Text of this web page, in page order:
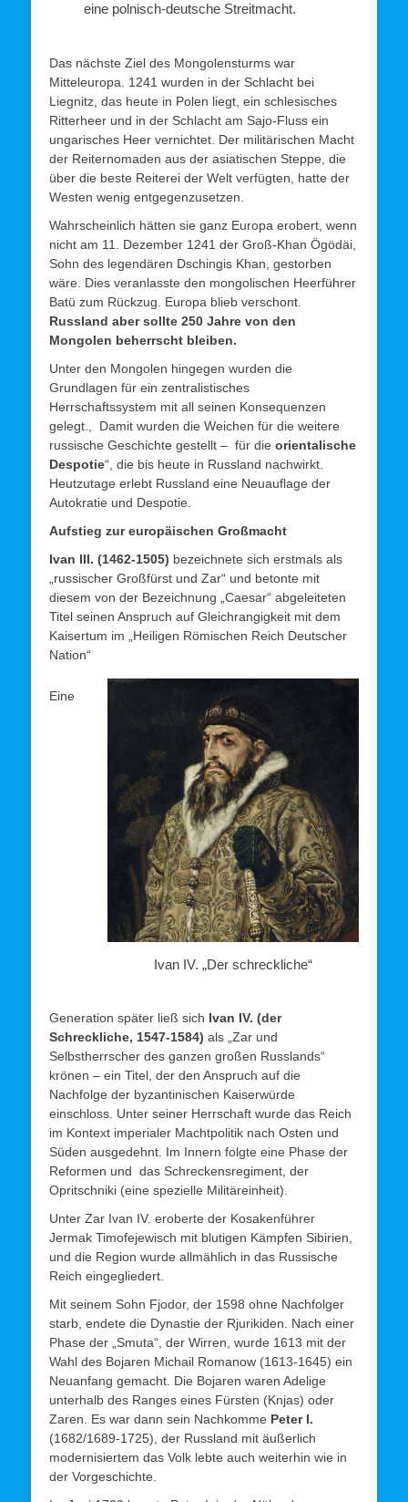
eine polnisch-deutsche Streitmacht.
Das nächste Ziel des Mongolensturms war
Mitteleuropa. 1241 wurden in der Schlacht bei
Liegnitz, das heute in Polen liegt, ein schlesisches
Ritterheer und in der Schlacht am Sajo-Fluss ein
ungarisches Heer vernichtet. Der militärischen Macht
der Reiternomaden aus der asiatischen Steppe, die
über die beste Reiterei der Welt verfügten, hatte der
Westen wenig entgegenzusetzen.
Wahrscheinlich hätten sie ganz Europa erobert, wenn
nicht am 11. Dezember 1241 der Groß-Khan Ögödäi,
Sohn des legendären Dschingis Khan, gestorben
wäre. Dies veranlasste den mongolischen Heerführer
Batü zum Rückzug. Europa blieb verschont.
Russland aber sollte 250 Jahre von den
Mongolen beherrscht bleiben.
Unter den Mongolen hingegen wurden die
Grundlagen für ein zentralistisches
Herrschaftssystem mit all seinen Konsequenzen
gelegt., Damit wurden die Weichen für die weitere
russische Geschichte gestellt – für die orientalische
Despotie“, die bis heute in Russland nachwirkt.
Heutzutage erlebt Russland eine Neuauflage der
Autokratie und Despotie.
Aufstieg zur europäischen Großmacht
Ivan III. (1462-1505) bezeichnete sich erstmals als
„russischer Großfürst und Zar“ und betonte mit
diesem von der Bezeichnung „Caesar“ abgeleiteten
Titel seinen Anspruch auf Gleichrangigkeit mit dem
Kaisertum im „Heiligen Römischen Reich Deutscher
Nation“
Ivan IV. „Der schreckliche“
Eine
Generation später ließ sich Ivan IV. (der
Schreckliche, 1547-1584) als „Zar und
Selbstherrscher des ganzen großen Russlands“
krönen – ein Titel, der den Anspruch auf die
Nachfolge der byzantinischen Kaiserwürde
einschloss. Unter seiner Herrschaft wurde das Reich
im Kontext imperialer Machtpolitik nach Osten und
Süden ausgedehnt. Im Innern folgte eine Phase der
Reformen und das Schreckensregiment, der
Opritschniki (eine spezielle Militäreinheit).
Unter Zar Ivan IV. eroberte der Kosakenführer
Jermak Timofejewisch mit blutigen Kämpfen Sibirien,
und die Region wurde allmählich in das Russische
Reich eingegliedert.
Mit seinem Sohn Fjodor, der 1598 ohne Nachfolger
starb, endete die Dynastie der Rjurikiden. Nach einer
Phase der „Smuta“, der Wirren, wurde 1613 mit der
Wahl des Bojaren Michail Romanow (1613-1645) ein
Neuanfang gemacht. Die Bojaren waren Adelige
unterhalb des Ranges eines Fürsten (Knjas) oder
Zaren. Es war dann sein Nachkomme Peter I.
(1682/1689-1725), der Russland mit äußerlich
modernisiertem das Volk lebte auch weiterhin wie in
der Vorgeschichte.